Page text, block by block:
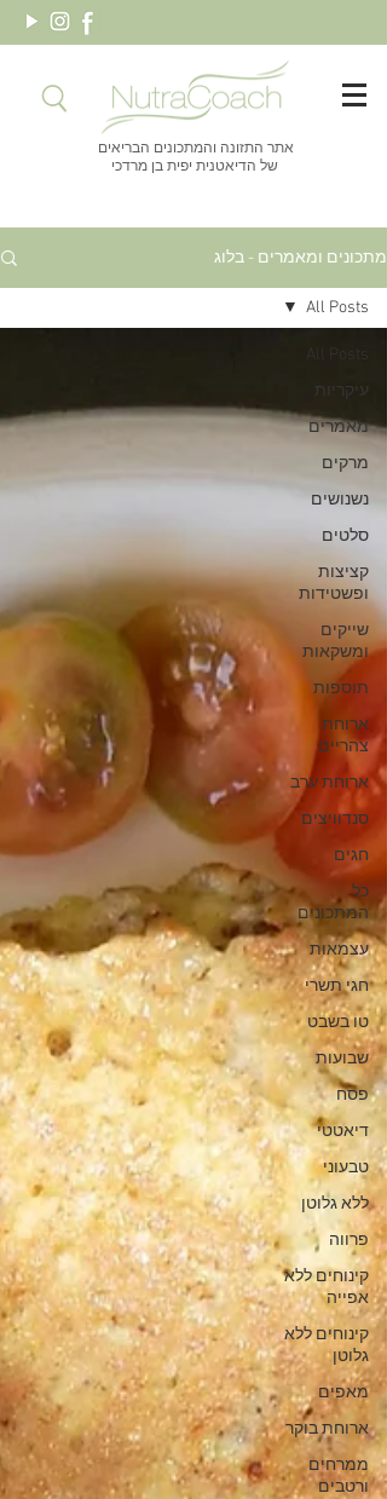
אתר התזונה והמתכונים הבריאים
של הדיאטנית יפית בן מרדכי
מתכונים ומאמרים - בלוג
All Posts
עיקריות
מאמרים
מרקים
נשנושים
סלטים
קציצות
ופשטידות
שייקים
ומשקאות
תוספות
ארוחת
צהריים
ארוחת ערב
סנדוויצים
חגים
כל
המתכונים
עצמאות
חגי תשרי
טו בשבט
שבועות
פסח
דיאטטי
טבעוני
ללא גלוטן
פרווה
קינוחים ללא
אפייה
קינוחים ללא
גלוטן
מאפים
ארוחת בוקר
ממרחים
ורטבים
All Posts